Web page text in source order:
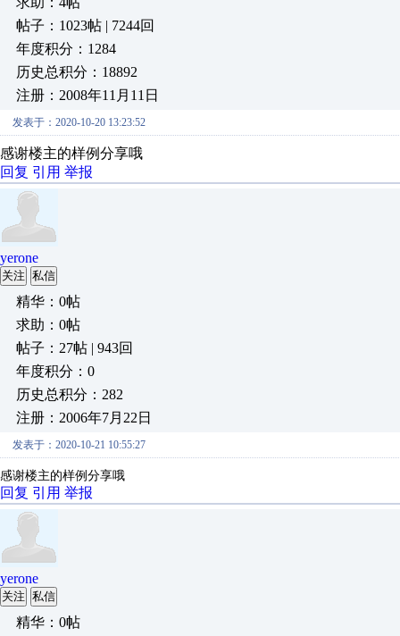
帖子：1023帖 | 7244回
年度积分：1284
历史总积分：18892
注册：2008年11月11日
发表于：2020-10-20 13:23:52
感谢楼主的样例分享哦
回复 引用 举报
yerone
关注 私信
精华：0帖
求助：0帖
帖子：27帖 | 943回
年度积分：0
历史总积分：282
注册：2006年7月22日
发表于：2020-10-21 10:55:27
感谢楼主的样例分享哦
回复 引用 举报
yerone
关注 私信
精华：0帖